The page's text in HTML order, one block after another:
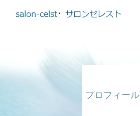
プロフィール